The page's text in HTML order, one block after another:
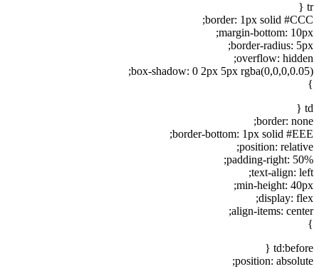
tr {
border: 1px solid #CCC;
margin-bottom: 10px;
border-radius: 5px;
overflow: hidden;
box-shadow: 0 2px 5px rgba(0,0,0,0.05);
}
td {
border: none;
border-bottom: 1px solid #EEE;
position: relative;
padding-right: 50%;
text-align: left;
min-height: 40px;
display: flex;
align-items: center;
}
td:before {
position: absolute;